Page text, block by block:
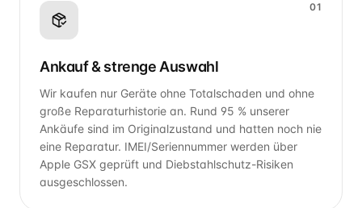
01
Ankauf & strenge Auswahl
Wir kaufen nur Geräte ohne Totalschaden und ohne
große Reparaturhistorie an. Rund 95 % unserer
Ankäufe sind im Originalzustand und hatten noch nie
eine Reparatur. IMEI/Seriennummer werden über
Apple GSX geprüft und Diebstahlschutz-Risiken
ausgeschlossen.